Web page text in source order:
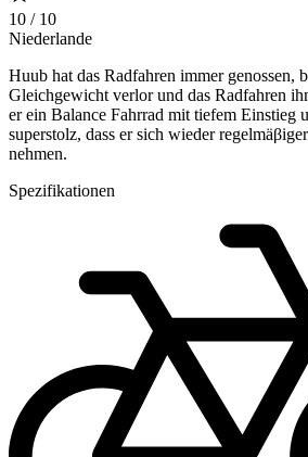
10 / 10
Niederlande
Huub hat das Radfahren immer genossen,
Gleichgewicht verlor und das Radfahren
er ein Balance Fahrrad mit tiefem Einstieg
superstolz, dass er sich wieder
nehmen.
Spezifikationen